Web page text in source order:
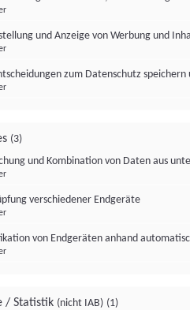
und Anzeige von Werbung und
zum Datenschutz
(3)
und Kombination von Daten aus
verschiedener Endgeräte
von Endgeräten anhand
/ Statistik (nicht IAB) (1)